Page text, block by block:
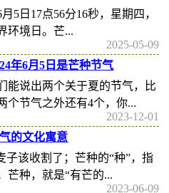
5日17点56分16秒，星期四，
环境日。芒...
2025-05-09
年6月5日是芒种节气
能说出两个关于夏的节气，比
个节气之外还有4个，你...
2023-12-01
的文化寓意
子该收割了；芒种的“种”，指
芒种，就是“有芒的...
2023-06-09